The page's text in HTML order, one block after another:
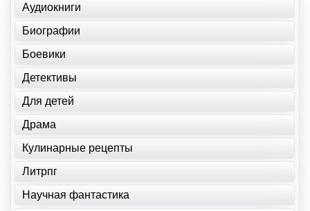
Аудиокниги
Биографии
Боевики
Детективы
Для детей
Драма
Кулинарные рецепты
Литрпг
Научная фантастика